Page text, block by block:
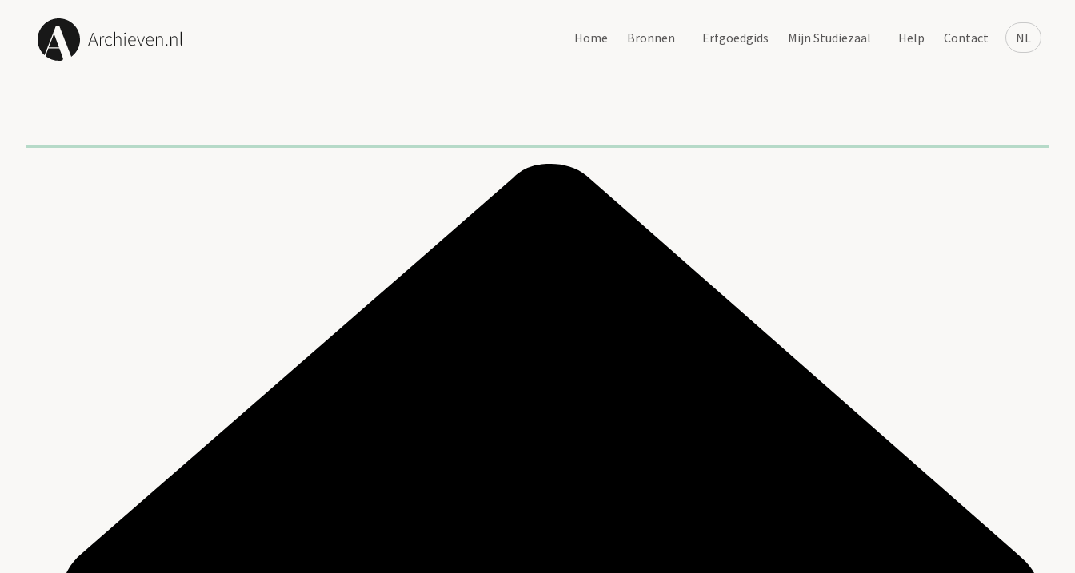
NL
Home Bronnen Erfgoedgids Mijn Studiezaal Help Contact